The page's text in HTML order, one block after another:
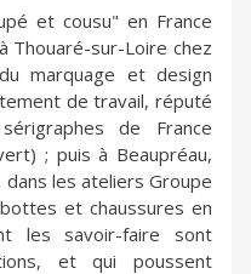
et cousu" en France
Thouaré-sur-Loire chez
marquage et design
de travail, réputé
de France
; puis à Beaupréau,
les ateliers Groupe
et chaussures en
les savoir-faire sont
et qui poussent